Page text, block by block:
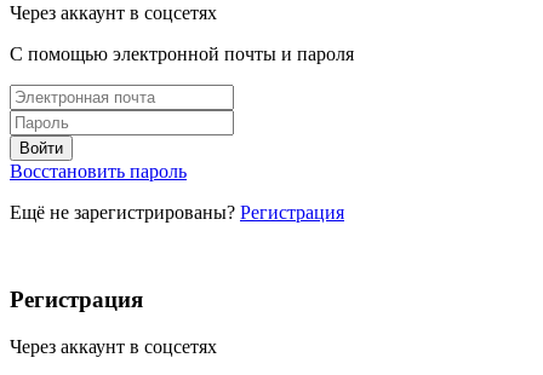
Через аккаунт в соцсетях
С помощью электронной почты и пароля
Восстановить пароль
Ещё не зарегистрированы? Регистрация
Регистрация
Через аккаунт в соцсетях